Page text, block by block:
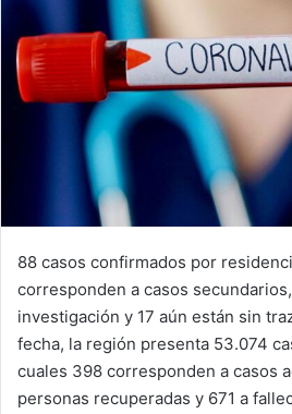
88 casos confirmados por
corresponden a casos
investigación y 17 aún están sin
fecha, la región presenta 53.074
cuales 398 corresponden a casos
personas recuperadas y 671 a